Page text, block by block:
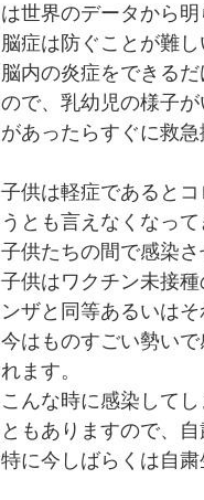
は世界のデータから明
脳症は防ぐことが難
脳内の炎症をできる
ので、乳幼児の様子
があったらすぐに救
子供は軽症であると
うとも言えなくなって
子供たちの間で感染さ
子供はワクチン未接
ンザと同等あるいは
今はものすごい勢い
れます。
こんな時に感染して
ともありますので、
特に今しばらくは自粛